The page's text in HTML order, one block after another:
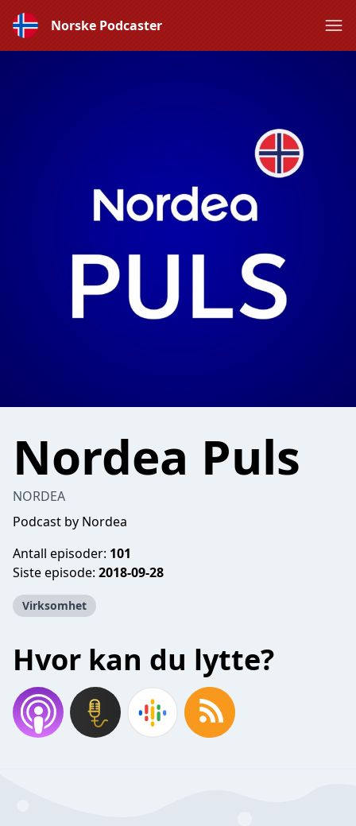
Norske Podcaster
Nordea Puls
NORDEA
Podcast by Nordea
Antall episoder: 101
Siste episode: 2018-09-28
Virksomhet
Hvor kan du lytte?